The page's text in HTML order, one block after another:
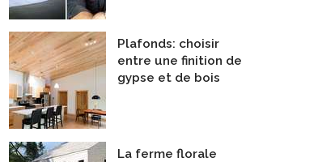
Plafonds: choisir
entre une finition de
gypse et de bois
La ferme florale